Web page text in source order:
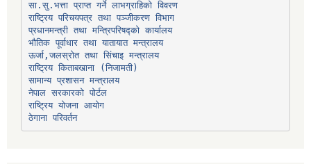
सा.सु.भत्ता प्राप्त गर्ने लाभग्राहिको विवरण
राष्ट्रिय परिचयपत्र तथा पञ्‍जीकरण विभाग
प्रधानमन्त्री तथा मन्त्रिपरिषद्को कार्यालय
भौतिक पूर्वाधार तथा यातायात मन्त्रालय
ऊर्जा,जलस्रोत तथा सिंचाइ मन्त्रालय
सामान्य प्रशासन मन्त्रालय
नेपाल सरकारको पोर्टल
राष्ट्रिय योजना आयोग
ठेगाना परिवर्तन